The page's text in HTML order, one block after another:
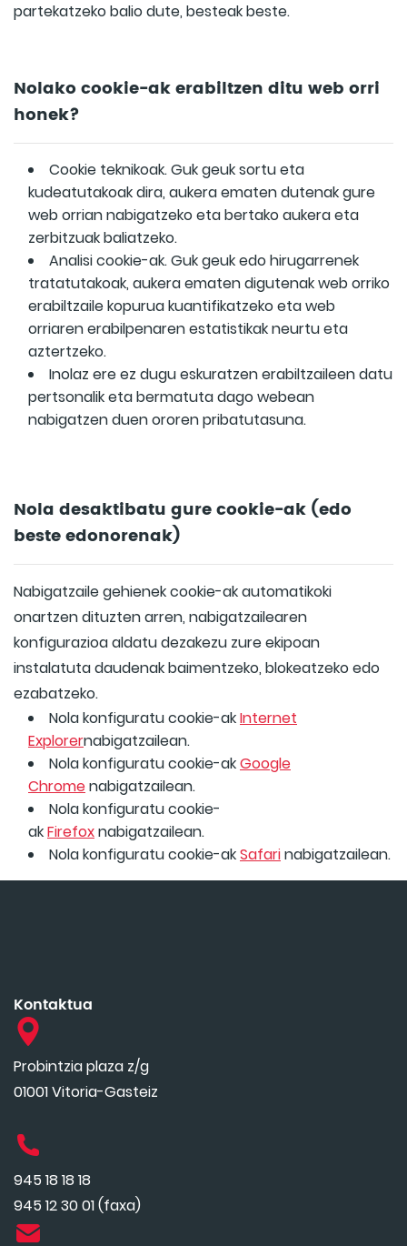
partekatzeko balio dute, besteak beste.
Nolako cookie-ak erabiltzen ditu web orri
honek?
Cookie teknikoak. Guk geuk sortu eta
kudeatutakoak dira, aukera ematen dutenak gure
web orrian nabigatzeko eta bertako aukera eta
zerbitzuak baliatzeko.
Analisi cookie-ak. Guk geuk edo hirugarrenek
tratatutakoak, aukera ematen digutenak web orriko
erabiltzaile kopurua kuantifikatzeko eta web
orriaren erabilpenaren estatistikak neurtu eta
aztertzeko.
Inolaz ere ez dugu eskuratzen erabiltzaileen datu
pertsonalik eta bermatuta dago webean
nabigatzen duen ororen pribatutasuna.
Nola desaktibatu gure cookie-ak (edo
beste edonorenak)
Nabigatzaile gehienek cookie-ak automatikoki
onartzen dituzten arren, nabigatzailearen
konfigurazioa aldatu dezakezu zure ekipoan
instalatuta daudenak baimentzeko, blokeatzeko edo
ezabatzeko.
Nola konfiguratu cookie-akInternet
Explorernabigatzailean.
Nola konfiguratu cookie-akGoogle
Chromenabigatzailean.
Nola konfiguratu cookie-
akFirefoxnabigatzailean.
Nola konfiguratu cookie-akSafarinabigatzailean.
Kontaktua
Probintzia plaza z/g
01001 Vitoria-Gasteiz
945 18 18 18
945 12 30 01 (faxa)